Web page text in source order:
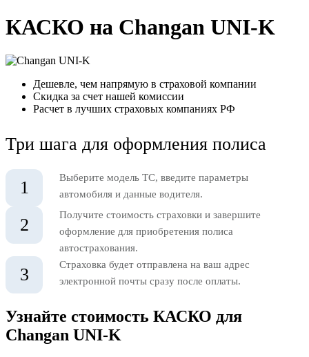
КАСКО на Changan UNI-K
Дешевле, чем напрямую в страховой компании
Скидка за счет нашей комиссии
Расчет в лучших страховых компаниях РФ
Три шага для оформления полиса
1
Выберите модель ТС, введите параметры
автомобиля и данные водителя.
2
Получите стоимость страховки и завершите
оформление для приобретения полиса
автострахования.
3
Страховка будет отправлена на ваш адрес
электронной почты сразу после оплаты.
Узнайте стоимость КАСКО для
Changan UNI-K